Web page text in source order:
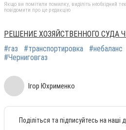
Якщо ви помітили помилку, виділіть необхідний
повідомити про це редакцію
РЕШЕНИЕ ХОЗЯЙСТВЕННОГО СУДА
#газ
#транспортировка #небаланс
#Черниговгаз
Ігор Юхрименко
Поділіться та підписуйтесь на наші